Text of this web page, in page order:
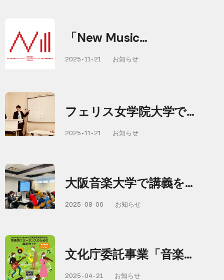
「New Music…
2025-11-21 お知らせ
フェリス女学院大学で…
2025-11-21 お知らせ
大阪音楽大学で講義を…
2025-08-06 お知らせ
文化庁委託事業「音楽…
2025-04-21 お知らせ